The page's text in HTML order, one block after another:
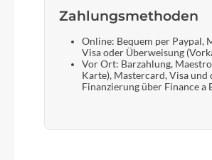
Zahlungsmethoden
Online: Bequem per Paypal,
Visa oder Überweisung
Vor Ort: Barzahlung, Maestro
Karte), Mastercard, Visa und
Finanzierung über Finance a